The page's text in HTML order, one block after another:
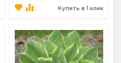
Купить в 1 клик